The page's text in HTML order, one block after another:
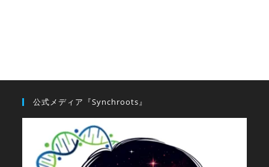
公式メディア『Synchroots』